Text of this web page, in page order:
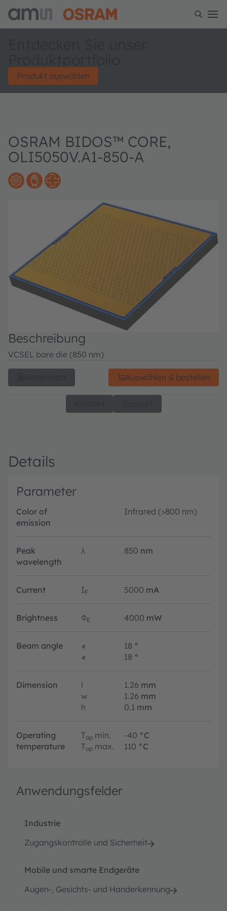
Produkt auswählen
OSRAM BIDOS™ CORE,
OLI5050V.A1-850-A
Beschreibung
VCSEL bare die (850 nm)
Auswählen & bestellen
Details
Parameter
Color of
emission
Infrared (>800 nm)
Peak
wavelength
λ 850 nm
Current IF 5000 mA
Brightness ΦE 4000 mW
Beam angle ∢ 18 °
∢
18 °
Dimension l 1.26 mm
w
1.26 mm
h
0.1 mm
Operating
temperature
Top min. -40 °C
Top max. 110 °C
Anwendungsfelder
Industrie
Zugangskontrolle und Sicherheit
Mobile und smarte Endgeräte
Augen-, Gesichts- und Handerkennung